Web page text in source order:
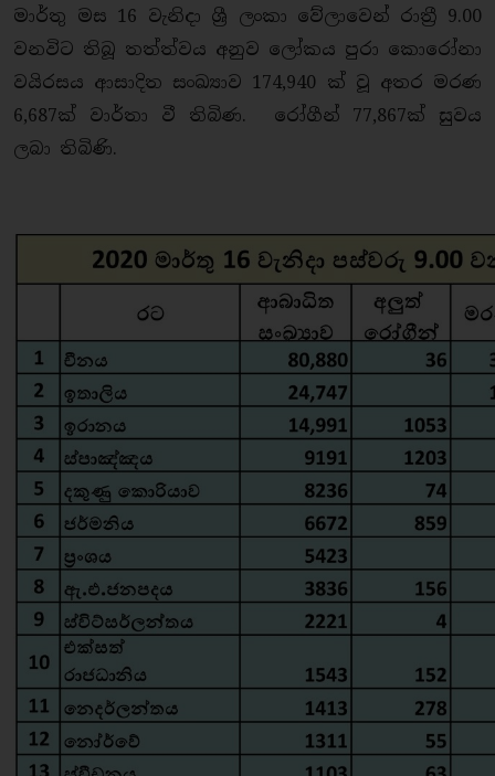
මාර්තු මස 16 වැනිදා ශ්‍රී ලංකා වේලාවෙන් රාත්‍රී 9.00
වනවිට තිබූ තත්ත්වය අනුව ලෝකය පුරා කොරෝනා
වයිරසය ආසාදිත සංඛ්‍යාව 174,940 ක් වූ අතර මරණ
6,687ක් වාර්තා වී තිබිණ. රෝගීන් 77,867ක් සුවය
ලබා තිබිණි.